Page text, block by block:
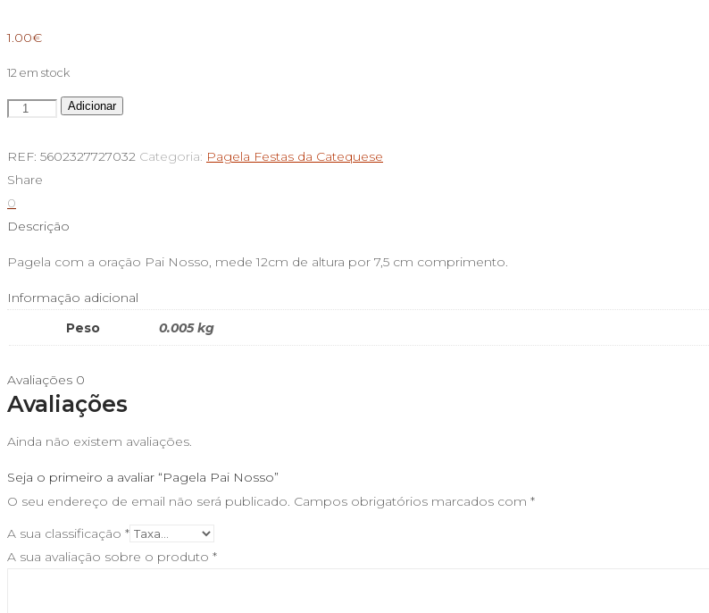
1.00€
12 em stock
Quantidade
Pagela
Pai
Nosso
Adicionar
REF: 5602327727032 Categoria: Pagela Festas da Catequese
Share
0
Descrição
Pagela com a oração Pai Nosso, mede 12cm de altura por 7,5 cm comprimento.
Informação adicional
Peso
0.005 kg
Avaliações 0
Avaliações
Ainda não existem avaliações.
Seja o primeiro a avaliar “Pagela Pai Nosso”
O seu endereço de email não será publicado. Campos obrigatórios marcados com *
A sua classificação *
A sua avaliação sobre o produto *